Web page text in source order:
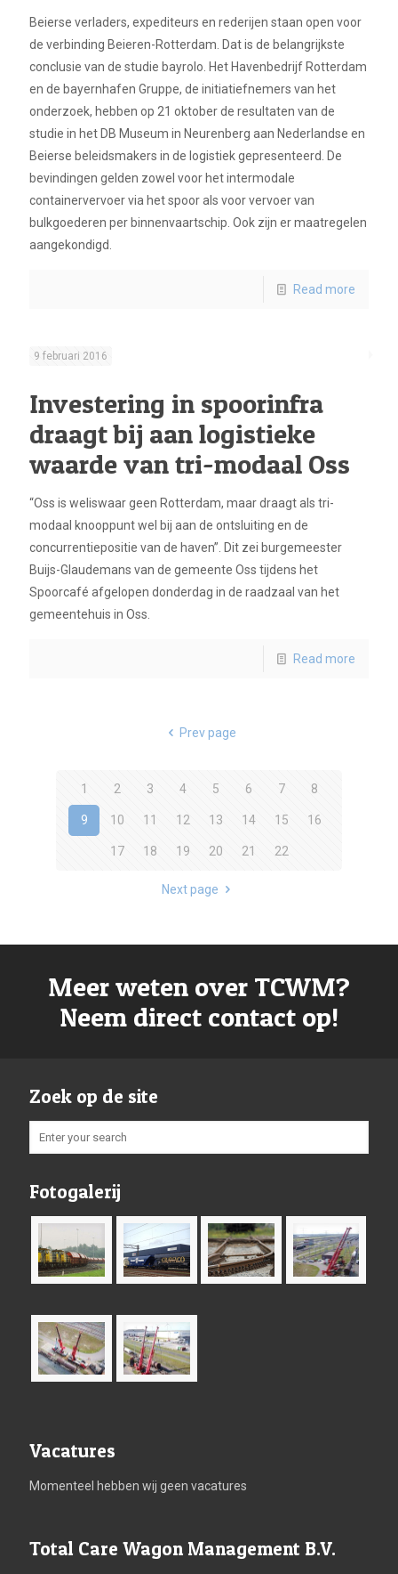
Beierse verladers, expediteurs en rederijen staan open voor
de verbinding Beieren-Rotterdam. Dat is de belangrijkste
conclusie van de studie bayrolo. Het Havenbedrijf Rotterdam
en de bayernhafen Gruppe, de initiatiefnemers van het
onderzoek, hebben op 21 oktober de resultaten van de
studie in het DB Museum in Neurenberg aan Nederlandse en
Beierse beleidsmakers in de logistiek gepresenteerd. De
bevindingen gelden zowel voor het intermodale
containervervoer via het spoor als voor vervoer van
bulkgoederen per binnenvaartschip. Ook zijn er maatregelen
aangekondigd.
Read more
9 februari 2016
Investering in spoorinfra
draagt bij aan logistieke
waarde van tri-modaal Oss
“Oss is weliswaar geen Rotterdam, maar draagt als tri-
modaal knooppunt wel bij aan de ontsluiting en de
concurrentiepositie van de haven”. Dit zei burgemeester
Buijs-Glaudemans van de gemeente Oss tijdens het
Spoorcafé afgelopen donderdag in de raadzaal van het
gemeentehuis in Oss.
Read more
Prev page
1 2 3 4 5 6 7 8
9 10 11 12 13 14 15 16
17 18 19 20 21 22
Next page
Meer weten over TCWM?
Neem direct contact op!
Zoek op de site
Fotogalerij
Vacatures
Momenteel hebben wij geen vacatures
Total Care Wagon Management B.V.